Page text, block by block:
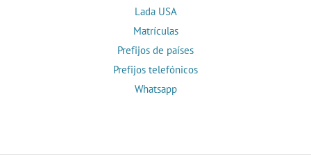
Lada USA
Matrículas
Prefijos de países
Prefijos telefónicos
Whatsapp